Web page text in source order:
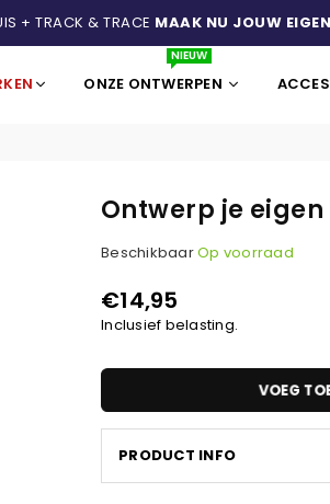
+ TRACK & TRACE MAAK NU JOUW
ONZE ONTWERPEN
NIEUW
Ontwerp je
BeschikbaarOp voorraad
Normale
prijs
€14,95
Inclusief belasting.
VOEG
PRODUCT INFO